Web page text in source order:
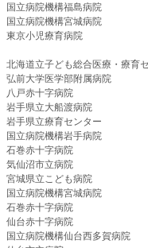
国立病院機構福島病院
​国立病院機構宮城病院
​東京小児療育病院
北海道立子ども総合医療・療育
弘前大学医学部附属病院
八戸赤十字病院
岩手県立大船渡病院
岩手県立療育センター
国立病院機構岩手病院
石巻赤十字病院
気仙沼市立病院
宮城県立こども病院
国立病院機構宮城病院
石巻赤十字病院
仙台赤十字病院
国立病院機構仙台西多賀病院